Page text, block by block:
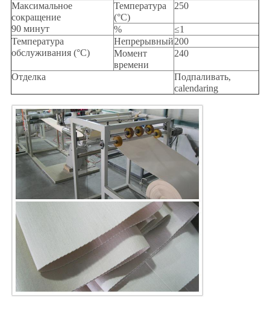
Максимальное
сокращение
90 минут
Температура
(°C)
250
%
≤1
Температура
обслуживания (°C)
Непрерывный200
Момент
времени
240
Отделка
Подпаливать,
calendaring